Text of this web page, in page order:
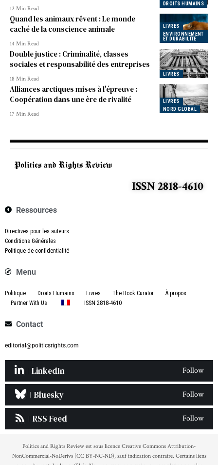
DROITS HUMAINS
12 Min Read
LIVRES
ENVIRONNEMENT
ET DURABILITÉ
Quand les animaux rêvent : Le monde
caché de la conscience animale
14 Min Read
LIVRES
Double justice : Criminalité, classes
sociales et responsabilité des entreprises
18 Min Read
LIVRES
NORD GLOBAL
Alliances arctiques mises à l'épreuve :
Coopération dans une ère de rivalité
17 Min Read
ISSN 2818-4610
Ressources
Directives pour les auteurs
Conditions Générales
Politique de confidentialité
Menu
Politique Droits Humains Livres The Book Curator
À propos
Partner With Us
ISSN 2818-4610
Contact
editorial@politicsrights.com
LinkedIn Follow
Bluesky Follow
RSS Feed Follow
Politics and Rights Review est sous licence Creative Commons Attribution-
NonCommercial-NoDerivs (CC BY-NC-ND), sauf indication contraire. Certains liens